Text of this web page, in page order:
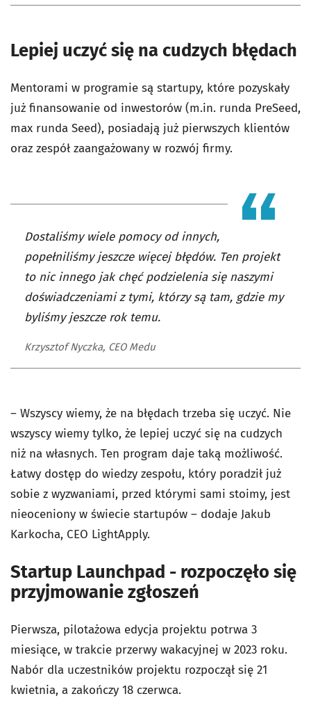
Lepiej uczyć się na cudzych błędach
Mentorami w programie są startupy, które pozyskały
już finansowanie od inwestorów (m.in. runda PreSeed,
max runda Seed), posiadają już pierwszych klientów
oraz zespół zaangażowany w rozwój firmy.
Dostaliśmy wiele pomocy od innych,
popełniliśmy jeszcze więcej błędów. Ten projekt
to nic innego jak chęć podzielenia się naszymi
doświadczeniami z tymi, którzy są tam, gdzie my
byliśmy jeszcze rok temu.
Krzysztof Nyczka, CEO Medu
– Wszyscy wiemy, że na błędach trzeba się uczyć. Nie
wszyscy wiemy tylko, że lepiej uczyć się na cudzych
niż na własnych. Ten program daje taką możliwość.
Łatwy dostęp do wiedzy zespołu, który poradził już
sobie z wyzwaniami, przed którymi sami stoimy, jest
nieoceniony w świecie startupów – dodaje Jakub
Karkocha, CEO LightApply.
Startup Launchpad - rozpoczęło się
przyjmowanie zgłoszeń
Pierwsza, pilotażowa edycja projektu potrwa 3
miesiące, w trakcie przerwy wakacyjnej w 2023 roku.
Nabór dla uczestników projektu rozpoczął się 21
kwietnia, a zakończy 18 czerwca.